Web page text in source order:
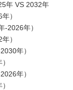
年 VS 2032年
）
-2026年）
）
年）
年）